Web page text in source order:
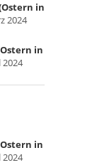
in
2024
in
in